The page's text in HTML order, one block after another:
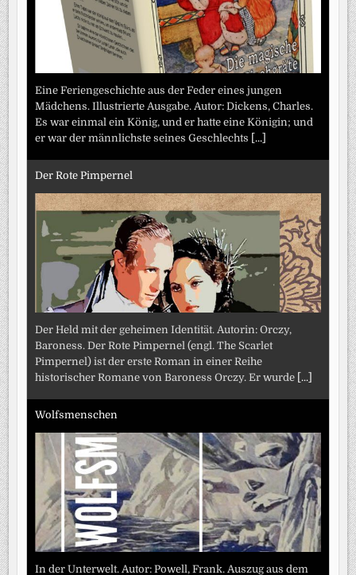
Eine Feriengeschichte aus der Feder eines jungen
Mädchens. Illustrierte Ausgabe. Autor: Dickens, Charles.
Es war einmal ein König, und er hatte eine Königin; und
er war der männlichste seines Geschlechts [...]
Der Rote Pimpernel
Der Held mit der geheimen Identität. Autorin: Orczy,
Baroness. Der Rote Pimpernel (engl. The Scarlet
Pimpernel) ist der erste Roman in einer Reihe
historischer Romane von Baroness Orczy. Er wurde [...]
Wolfsmenschen
In der Unterwelt. Autor: Powell, Frank. Auszug aus dem